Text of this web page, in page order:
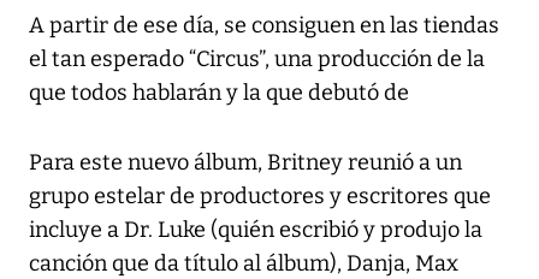
A partir de ese día, se consiguen en las tiendas
el tan esperado “Circus”, una producción de la
que todos hablarán y la que debutó de
Para este nuevo álbum, Britney reunió a un
grupo estelar de productores y escritores que
incluye a Dr. Luke (quién escribió y produjo la
canción que da título al álbum), Danja, Max